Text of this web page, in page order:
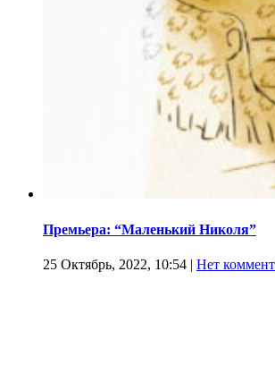
Премьера: “Маленький Николя”
25 Октябрь, 2022, 10:54 | Нет